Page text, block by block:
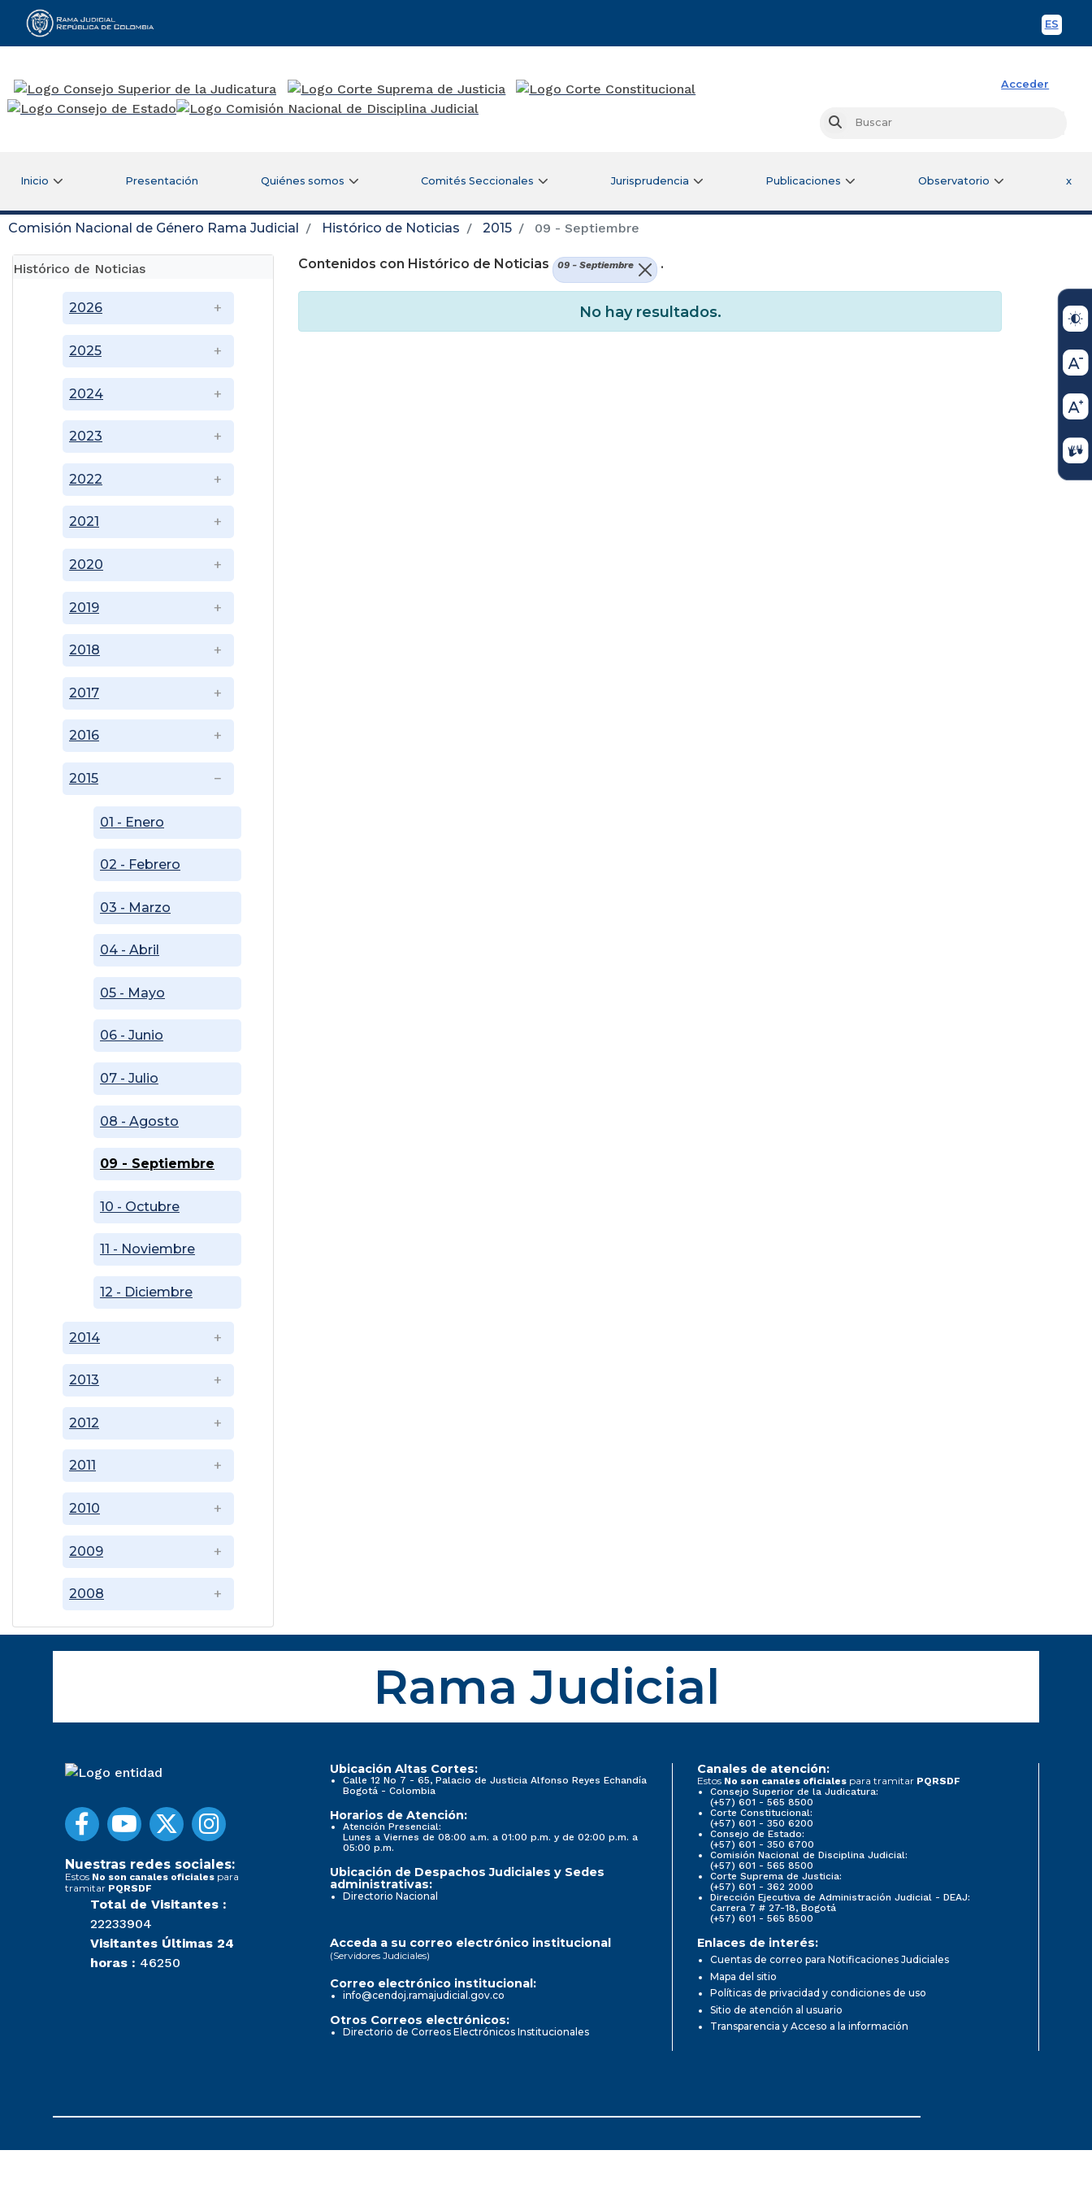
ES
Rama Judicial
Acceder
Buscar
Inicio Presentación Quiénes somos Comités Seccionales Jurisprudencia Publicaciones Observatorio x
Comisión Nacional de Género Rama Judicial Histórico de Noticias 2015 09 - Septiembre
Histórico de Noticias
2008
2009
2010
2011
2012
2013
2014
2015
01 - Enero
02 - Febrero
03 - Marzo
04 - Abril
05 - Mayo
06 - Junio
07 - Julio
08 - Agosto
09 - Septiembre
10 - Octubre
11 - Noviembre
12 - Diciembre
2016
2017
2018
2019
2020
2021
2022
2023
2024
2025
2026
Contenidos con Histórico de Noticias 09 - Septiembre .
No hay resultados.
Rama Judicial
Nuestras redes sociales:
Estos No son canales oficiales para
tramitar PQRSDF
Total de Visitantes :
22233904
Visitantes Últimas 24
horas : 46250
Ubicación Altas Cortes:
Calle 12 No 7 - 65, Palacio de Justicia Alfonso Reyes Echandía
Bogotá - Colombia
Horarios de Atención:
Atención Presencial:
Lunes a Viernes de 08:00 a.m. a 01:00 p.m. y de 02:00 p.m. a
05:00 p.m.
Ubicación de Despachos Judiciales y Sedes
administrativas:
Directorio Nacional
Canales de atención:
Estos No son canales oficiales para tramitar PQRSDF
Consejo Superior de la Judicatura:
(+57) 601 - 565 8500
Corte Constitucional:
(+57) 601 - 350 6200
Consejo de Estado:
(+57) 601 - 350 6700
Comisión Nacional de Disciplina Judicial:
(+57) 601 - 565 8500
Corte Suprema de Justicia:
(+57) 601 - 362 2000
Dirección Ejecutiva de Administración Judicial - DEAJ:
Carrera 7 # 27-18, Bogotá
(+57) 601 - 565 8500
Acceda a su correo electrónico institucional
(Servidores Judiciales)
Correo electrónico institucional:
info@cendoj.ramajudicial.gov.co
Otros Correos electrónicos:
Directorio de Correos Electrónicos Institucionales
Enlaces de interés:
Cuentas de correo para Notificaciones Judiciales
Mapa del sitio
Políticas de privacidad y condiciones de uso
Sitio de atención al usuario
Transparencia y Acceso a la información